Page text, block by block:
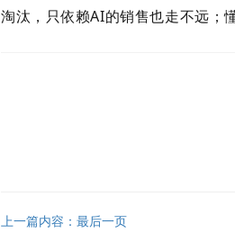
淘汰，只依赖AI的销售也走不远；
上一篇内容：最后一页